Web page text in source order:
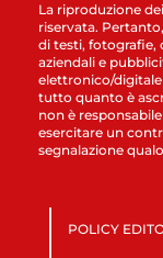
La riproduzione
riservata.
di testi, fotografie,
aziendali e
elettronico/
tutto quanto è
non è
esercitare un
segnalazione
POLICY